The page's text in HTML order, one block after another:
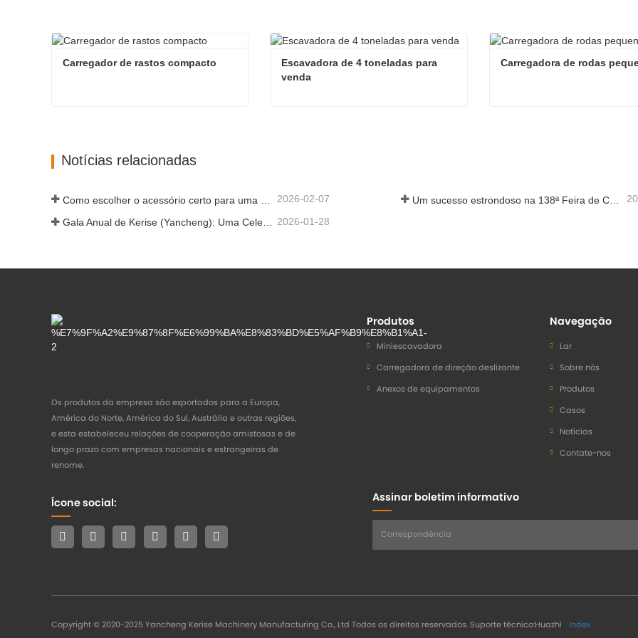
Carregador de rastos compacto
Escavadora de 4 toneladas para
venda
Carregadora de rodas
Notícias relacionadas
2026-02-07 Um sucesso estrondoso na 138ª Feira de Cantão!
2026-01-28
Os produtos da empresa são exportados para a Europa,
América do Norte, América do Sul, Austrália e outras regiões,
e esta estabeleceu relações de cooperação amistosas e de
longo prazo com empresas nacionais e estrangeiras de
renome.
Produtos
Miniescavadora
Carregadora de direção deslizante
Anexos de equipamentos
Navegação
Lar
Sobre nós
Produtos
Casos
Notícias
Contate-nos
Ícone social: Assinar boletim informativo
Copyright © 2020-2025 Yancheng Kerise Machinery Manufacturing Co., Ltd Todos os direitos reservados.Suporte técnico:Huazhi Index